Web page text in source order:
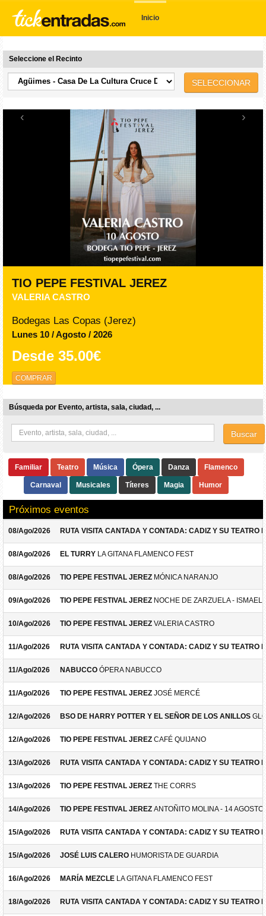
Inicio
Seleccione el Recinto
SELECCIONAR
‹ ›
TIO PEPE FESTIVAL JEREZ
VALERIA CASTRO
Bodegas Las Copas (Jerez)
Lunes 10 / Agosto / 2026
Desde 35.00€
COMPRAR
Búsqueda por Evento, artista, sala, ciudad, ...
Buscar
Familiar Teatro Música Ópera Danza Flamenco
Carnaval Musicales Títeres Magia Humor
Próximos eventos
08/Ago/2026 RUTA VISITA CANTADA Y CONTADA: CADIZ Y SU TEATRO
08/Ago/2026 EL TURRY LA GITANA FLAMENCO FEST
08/Ago/2026 TIO PEPE FESTIVAL JEREZ MÓNICA NARANJO
09/Ago/2026 TIO PEPE FESTIVAL JEREZ NOCHE DE ZARZUELA -
10/Ago/2026 TIO PEPE FESTIVAL JEREZ VALERIA CASTRO
11/Ago/2026 RUTA VISITA CANTADA Y CONTADA: CADIZ Y SU TEATRO
11/Ago/2026 NABUCCO ÓPERA NABUCCO
11/Ago/2026 TIO PEPE FESTIVAL JEREZ JOSÉ MERCÉ
12/Ago/2026 BSO DE HARRY POTTER Y EL SEÑOR DE LOS ANILLOS
12/Ago/2026 TIO PEPE FESTIVAL JEREZ CAFÉ QUIJANO
13/Ago/2026 RUTA VISITA CANTADA Y CONTADA: CADIZ Y SU TEATRO
13/Ago/2026 TIO PEPE FESTIVAL JEREZ THE CORRS
14/Ago/2026 TIO PEPE FESTIVAL JEREZ ANTOÑITO MOLINA - 14 AGOSTO
15/Ago/2026 RUTA VISITA CANTADA Y CONTADA: CADIZ Y SU TEATRO
15/Ago/2026 JOSÉ LUIS CALERO HUMORISTA DE GUARDIA
16/Ago/2026 MARÍA MEZCLE LA GITANA FLAMENCO FEST
18/Ago/2026 RUTA VISITA CANTADA Y CONTADA: CADIZ Y SU TEATRO